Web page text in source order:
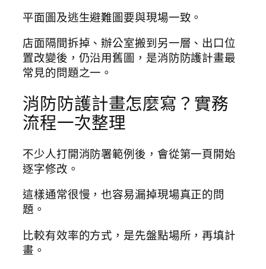
平面圖及逃生避難圖要與現場一致。
店面隔間拆掉、辦公室搬到另一層、出口位
置改變後，仍沿用舊圖，是消防防護計畫最
常見的問題之一。
消防防護計畫怎麼寫？實務
流程一次整理
不少人打開消防署範例後，會從第一頁開始
逐字修改。
這樣通常很慢，也容易漏掉現場真正的問
題。
比較有效率的方式，是先盤點場所，再填計
畫。